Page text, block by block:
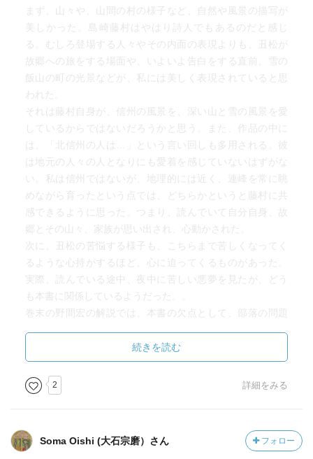
まず、山々や、山間の村の様子など、自然や風景の描写が
美しかった。島崎藤村はやはり詩人でもあるのだと感じ
る。むしろ登場する人々やその内面の表現よりも、丑松が
故郷への旅をする場面や、いよいよ告白をする直前、雪の
飯山の町の光景などが、私には美しく表現されていると思
われた。
それは藤村自身が、信州の風景を、深い山と雪の風景を愛
しているからではないだろうかと思う。また、作品の中に
は、「北信州の人は…」という言い回しも多用される。彼
は地元の人々の人となりにも愛着を感じていないはずがな
い。私は信州ではないが、地理的には近く、連峰を常に眺
めながら育ったという点では、どちらかというと藤村に共
感できるように思った。つまり、読んでいて自分自身、故
郷とその山々、家族が思い出され、心動かされた。
次に、丑松の苦悩する様子も、こちらまで苦しくなってく
るような心持がするほど、心に迫ってくるものがあった。
実際、読んでいる途中、夜中に苦しい悪夢を見たが、どう
も本書に関係しているようだった。。
巻末の野間宏の解説では、本書の欠点として、部落の問題
内面を投影したに過ぎないと述べている。確かに、その通
りであると思う。丑松は、なぜ謝る必要があったのかと私
も疑問に思ったし、最後の場面も、単に都合主義的に国外
へ逃れることで問題に向き合っていないようにも思う。
託するにはこの小説が機能不全だったとしても、例えば、
丑松が被差別部落民だったというのは、ある一つの場合で
続きを読む
2 詳細をみる
Soma Oishi (大石宗磨）さん フォロー